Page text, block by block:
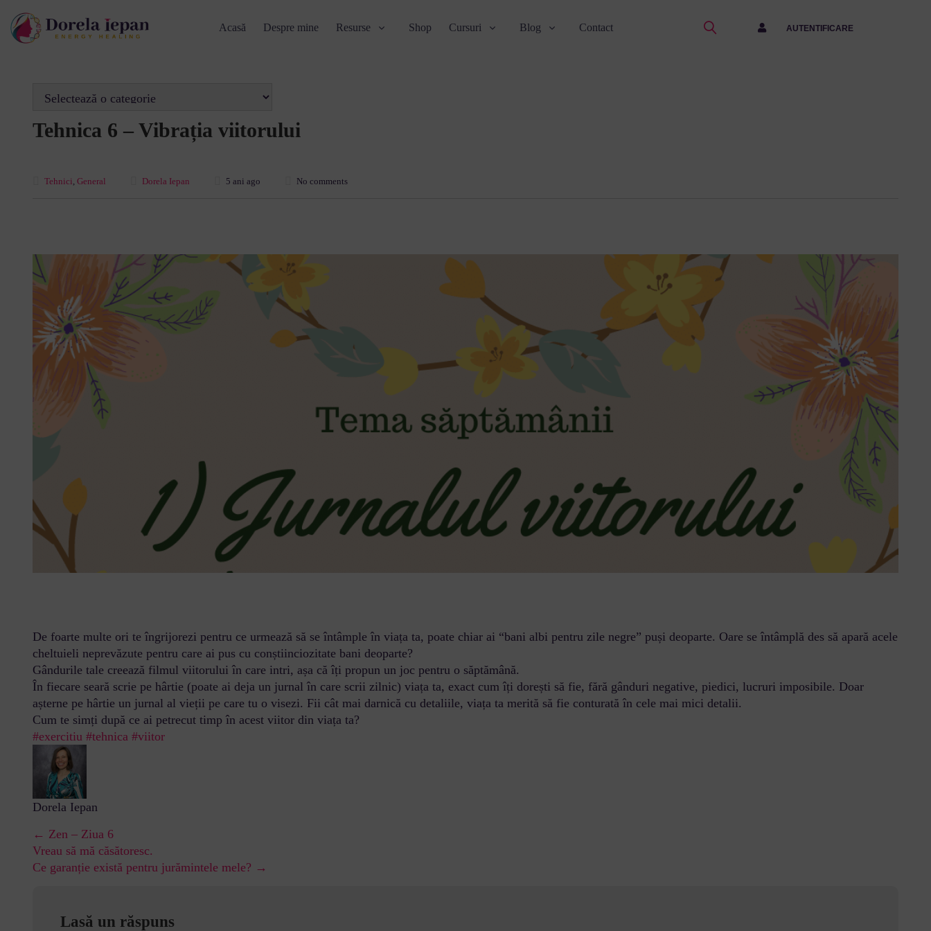
Acasă Despre mine Resurse Shop Cursuri Blog Contact AUTENTIFICARE
Tehnica 6 – Vibrația viitorului
Tehnici, General Dorela Iepan 5 ani ago No comments
De foarte multe ori te îngrijorezi pentru ce urmează să se întâmple în viața ta, poate chiar ai “bani albi pentru zile negre” puși deoparte. Oare se întâmplă des să apară acele
cheltuieli neprevăzute pentru care ai pus cu conștiinciozitate bani deoparte?
Gândurile tale creează filmul viitorului în care intri, așa că îți propun un joc pentru o săptămână.
În fiecare seară scrie pe hârtie (poate ai deja un jurnal în care scrii zilnic) viața ta, exact cum îți dorești să fie, fără gânduri negative, piedici, lucruri imposibile. Doar
așterne pe hârtie un jurnal al vieții pe care tu o visezi. Fii cât mai darnică cu detaliile, viața ta merită să fie conturată în cele mai mici detalii.
Cum te simți după ce ai petrecut timp în acest viitor din viața ta?
#exercitiu #tehnica #viitor
Dorela Iepan
← Zen – Ziua 6
Vreau să mă căsătoresc.
Ce garanție există pentru jurămintele mele? →
Lasă un răspuns